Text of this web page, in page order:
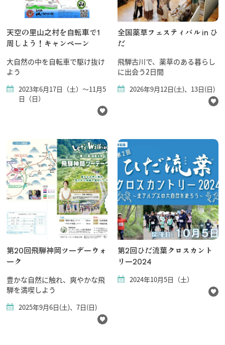
天空の里山之村を自転車で1
周しよう！キャンペーン
大自然の中を自転車で駆け抜け
よう
2023年6月17日（土）～11月5
日（日）
全国薬草フェスティバル in ひ
だ
飛騨古川で、薬草のある暮らし
に出会う2日間
2026年9月12日(土)、13日(日)
第20回飛騨神岡ツーデーウォ
ーク
豊かな自然に触れ、爽やかな飛
騨を満喫しよう
2025年9月6日(土)、7日(日)
第2回ひだ流葉クロスカント
リー2024
2024年10月5日（土）